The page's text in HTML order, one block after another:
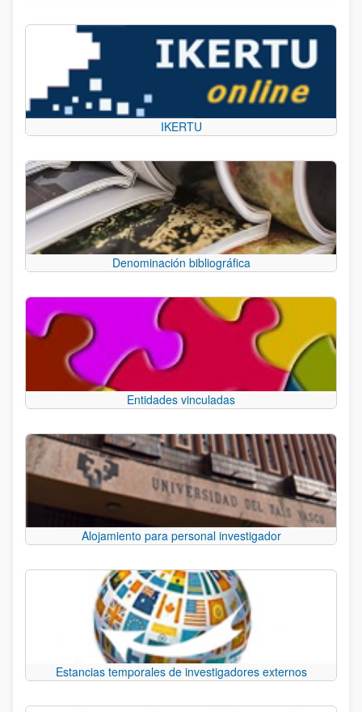
IKERTU
Denominación bibliográfica
Entidades vinculadas
Alojamiento para personal investigador
Estancias temporales de investigadores externos